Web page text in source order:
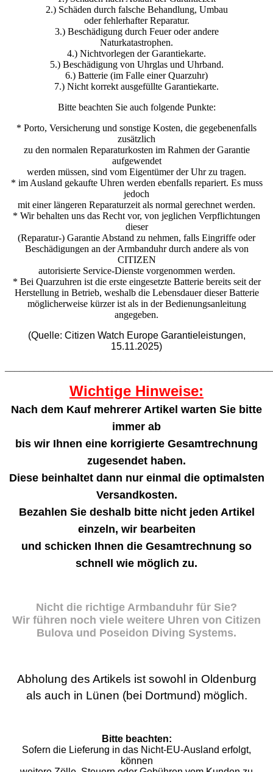
2.) Schäden durch falsche Behandlung, Umbau
oder fehlerhafter Reparatur.
3.) Beschädigung durch Feuer oder andere
Naturkatastrophen.
4.) Nichtvorlegen der Garantiekarte.
5.) Beschädigung von Uhrglas und Uhrband.
6.) Batterie (im Falle einer Quarzuhr)
7.) Nicht korrekt ausgefüllte Garantiekarte.
Bitte beachten Sie auch folgende Punkte:
* Porto, Versicherung und sonstige Kosten, die gegebenenfalls
zusätzlich
zu den normalen Reparaturkosten im Rahmen der Garantie
aufgewendet
werden müssen, sind vom Eigentümer der Uhr zu tragen.
* im Ausland gekaufte Uhren werden ebenfalls repariert. Es muss
jedoch
mit einer längeren Reparaturzeit als normal gerechnet werden.
* Wir behalten uns das Recht vor, von jeglichen Verpflichtungen
dieser
(Reparatur-) Garantie Abstand zu nehmen, falls Eingriffe oder
Beschädigungen an der Armbanduhr durch andere als von
CITIZEN
autorisierte Service-Dienste vorgenommen werden.
* Bei Quarzuhren ist die erste eingesetzte Batterie bereits seit der
Herstellung in Betrieb, weshalb die Lebensdauer dieser Batterie
möglicherweise kürzer ist als in der Bedienungsanleitung
angegeben.
(Quelle: Citizen Watch Europe Garantieleistungen,
15.11.2025)
Wichtige Hinweise:
Nach dem Kauf mehrerer Artikel warten Sie bitte
immer ab
bis wir Ihnen eine korrigierte Gesamtrechnung
zugesendet haben.
Diese beinhaltet dann nur einmal die optimalsten
Versandkosten.
Bezahlen Sie deshalb bitte nicht jeden Artikel
einzeln, wir bearbeiten
und schicken Ihnen die Gesamtrechnung so
schnell wie möglich zu.
Nicht die richtige Armbanduhr für Sie?
Wir führen noch viele weitere Uhren von Citizen
Bulova und Poseidon Diving Systems.
Abholung des Artikels ist sowohl in Oldenburg
als auch in Lünen (bei Dortmund) möglich.
Bitte beachten:
Sofern die Lieferung in das Nicht-EU-Ausland erfolgt,
können